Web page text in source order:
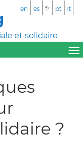
et solidaire
en es fr pt it
?